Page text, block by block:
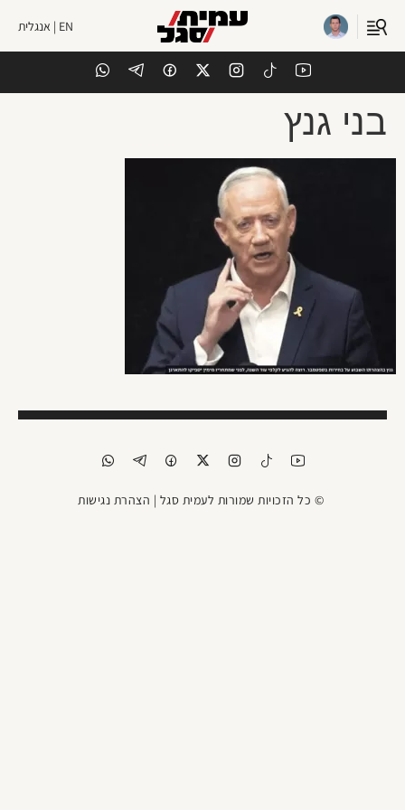
EN | אנגלית
בני גנץ
© כל הזכויות שמורות לעמית סגל | הצהרת נגישות